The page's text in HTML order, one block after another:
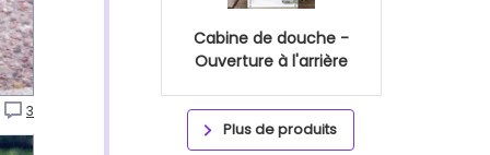
3
Cabine de douche -
Ouverture à l'arrière
Plus de produits